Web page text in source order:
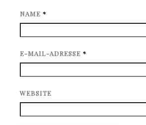
NAME *
E-MAIL-ADRESSE *
WEBSITE